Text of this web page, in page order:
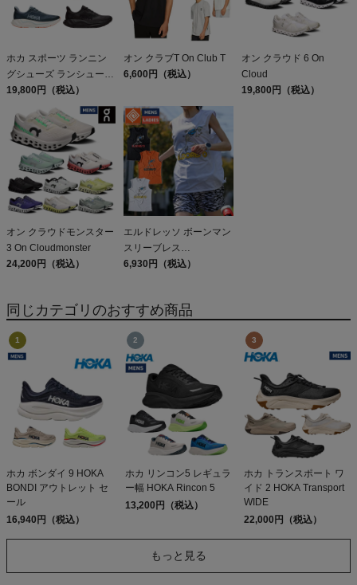
ホカ スポーツ ランニン
グシューズ ランシュー
ウォーキング HOKA
19,800円（税込）
オン クラブT On Club T
6,600円（税込）
オン クラウド 6 On
Cloud
19,800円（税込）
オン クラウドモンスター
3 On Cloudmonster
24,200円（税込）
エルドレッソ ボーンマン
スリーブレス
ELDORESO Boneman
6,930円（税込）
同じカテゴリのおすすめ商品
ホカ ボンダイ 9 HOKA
BONDI アウトレット セ
ール
16,940円（税込）
ホカ リンコン5 レギュラ
ー幅 HOKA Rincon 5
13,200円（税込）
ホカ トランスポート ワ
イド 2 HOKA Transport
WIDE
22,000円（税込）
もっと見る